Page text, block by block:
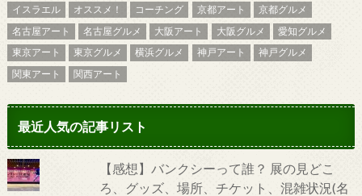
イスラエル オススメ！ コーチング 京都アート
京都グルメ
名古屋アート
名古屋グルメ 大阪アート 大阪グルメ
愛知グルメ
東京アート
東京グルメ 横浜グルメ 神戸アート
神戸グルメ
関東アート
関西アート
最近人気の記事リスト
【感想】バンクシーって誰？ 展の見どこ
ろ、グッズ、場所、チケット、混雑状況(名